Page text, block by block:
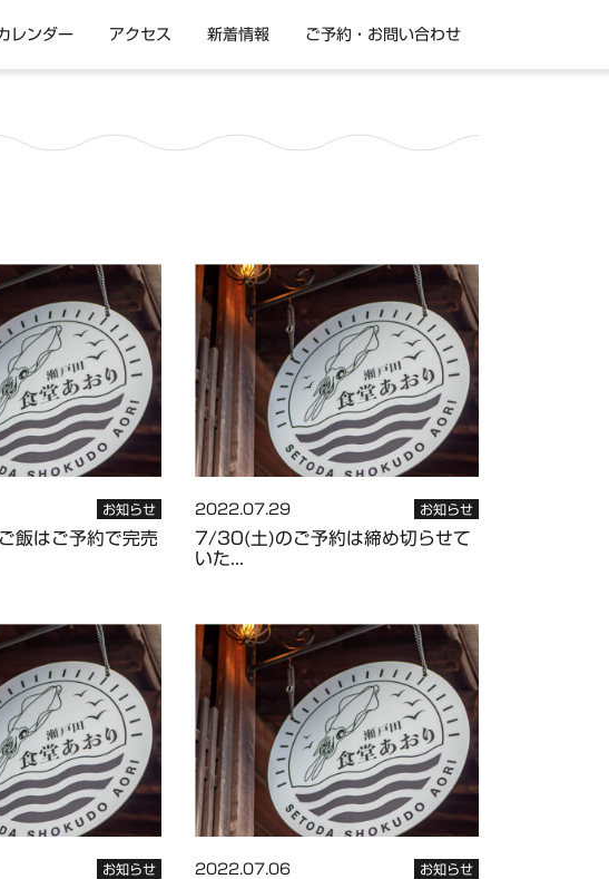
レンダー アクセス 新着情報 ご予約・お問い合わせ
お知らせ
飯はご予約で完売
2022.07.29 お知らせ
7/30(土)のご予約は締め切らせて
いた...
お知らせ 2022.07.06 お知らせ